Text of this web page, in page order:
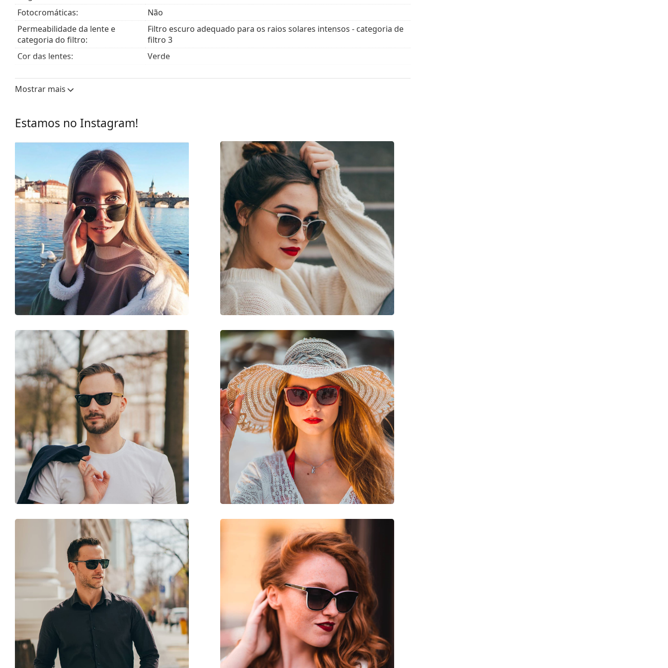
Fotocromáticas:
Não
Permeabilidade da lente e
categoria do filtro:
Filtro escuro adequado para os raios solares intensos - categoria de
filtro 3
Cor das lentes:
Verde
Calibre do cristal:
Filtro UV 400:
Formato da armação:
Cor da armação:
Material da armação:
Plástico
Tamanhos:
L
Calibre total dos óculos:
143 mm
Comprimento das hastes:
145 mm
Ponte:
19 mm
Peso:
220 g
Almofadas nasais ajustáveis:
Não
Acessórios
Estojo:
Sim
Pano de limpeza:
Sim
Outros
Género:
Homem
Categoria:
Óculos de sol
Marca:
Persol
Uso:
Moda
Código:
PO3048S 95/31 58
Disponível com receita médica:
Não
Mostrar mais
Estamos no Instagram!